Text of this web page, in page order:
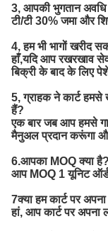
3, आपकी भुगतान अवधि
टी/टी 30% जमा और
4, हम भी भागों खरीद
हाँ,यदि आप रखरखाव
बिक्री के बाद के लिए
5, ग्राहक ने कार्ट हमसे
हैं?
एक बार जब आप हमसे
मैनुअल प्रदान करूंगा
6.आपका MOQ क्या है?
आप MOQ 1 यूनिट
7क्या हम कार्ट पर
हां, आप कार्ट पर अपना